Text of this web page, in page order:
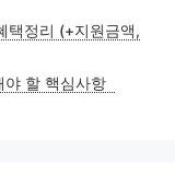
택정리 (+지원금액,
야 할 핵심사항